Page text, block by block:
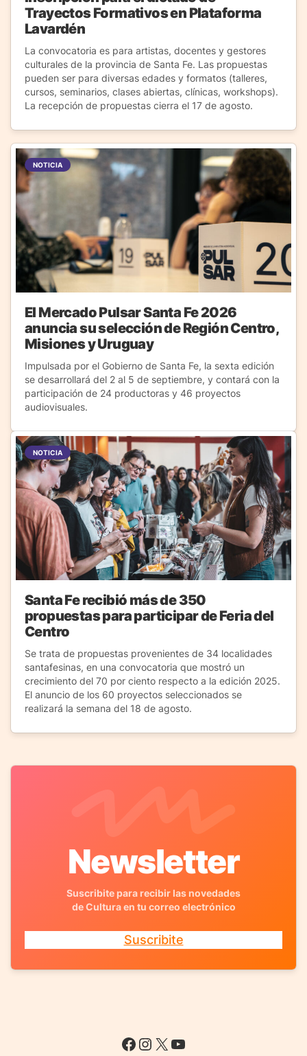
Trayectos Formativos en Plataforma
Lavardén
La convocatoria es para artistas, docentes y gestores
culturales de la provincia de Santa Fe. Las propuestas
pueden ser para diversas edades y formatos (talleres,
cursos, seminarios, clases abiertas, clínicas, workshops).
La recepción de propuestas cierra el 17 de agosto.
NOTICIA
El Mercado Pulsar Santa Fe 2026
anuncia su selección de Región Centro,
Misiones y Uruguay
Impulsada por el Gobierno de Santa Fe, la sexta edición
se desarrollará del 2 al 5 de septiembre, y contará con la
participación de 24 productoras y 46 proyectos
audiovisuales.
NOTICIA
Santa Fe recibió más de 350
propuestas para participar de Feria del
Centro
Se trata de propuestas provenientes de 34 localidades
santafesinas, en una convocatoria que mostró un
crecimiento del 70 por ciento respecto a la edición 2025.
El anuncio de los 60 proyectos seleccionados se
realizará la semana del 18 de agosto.
Newsletter
Suscribite para recibir las novedades
de Cultura en tu correo electrónico
Suscribite
Facebook
Instagram
X YouTube